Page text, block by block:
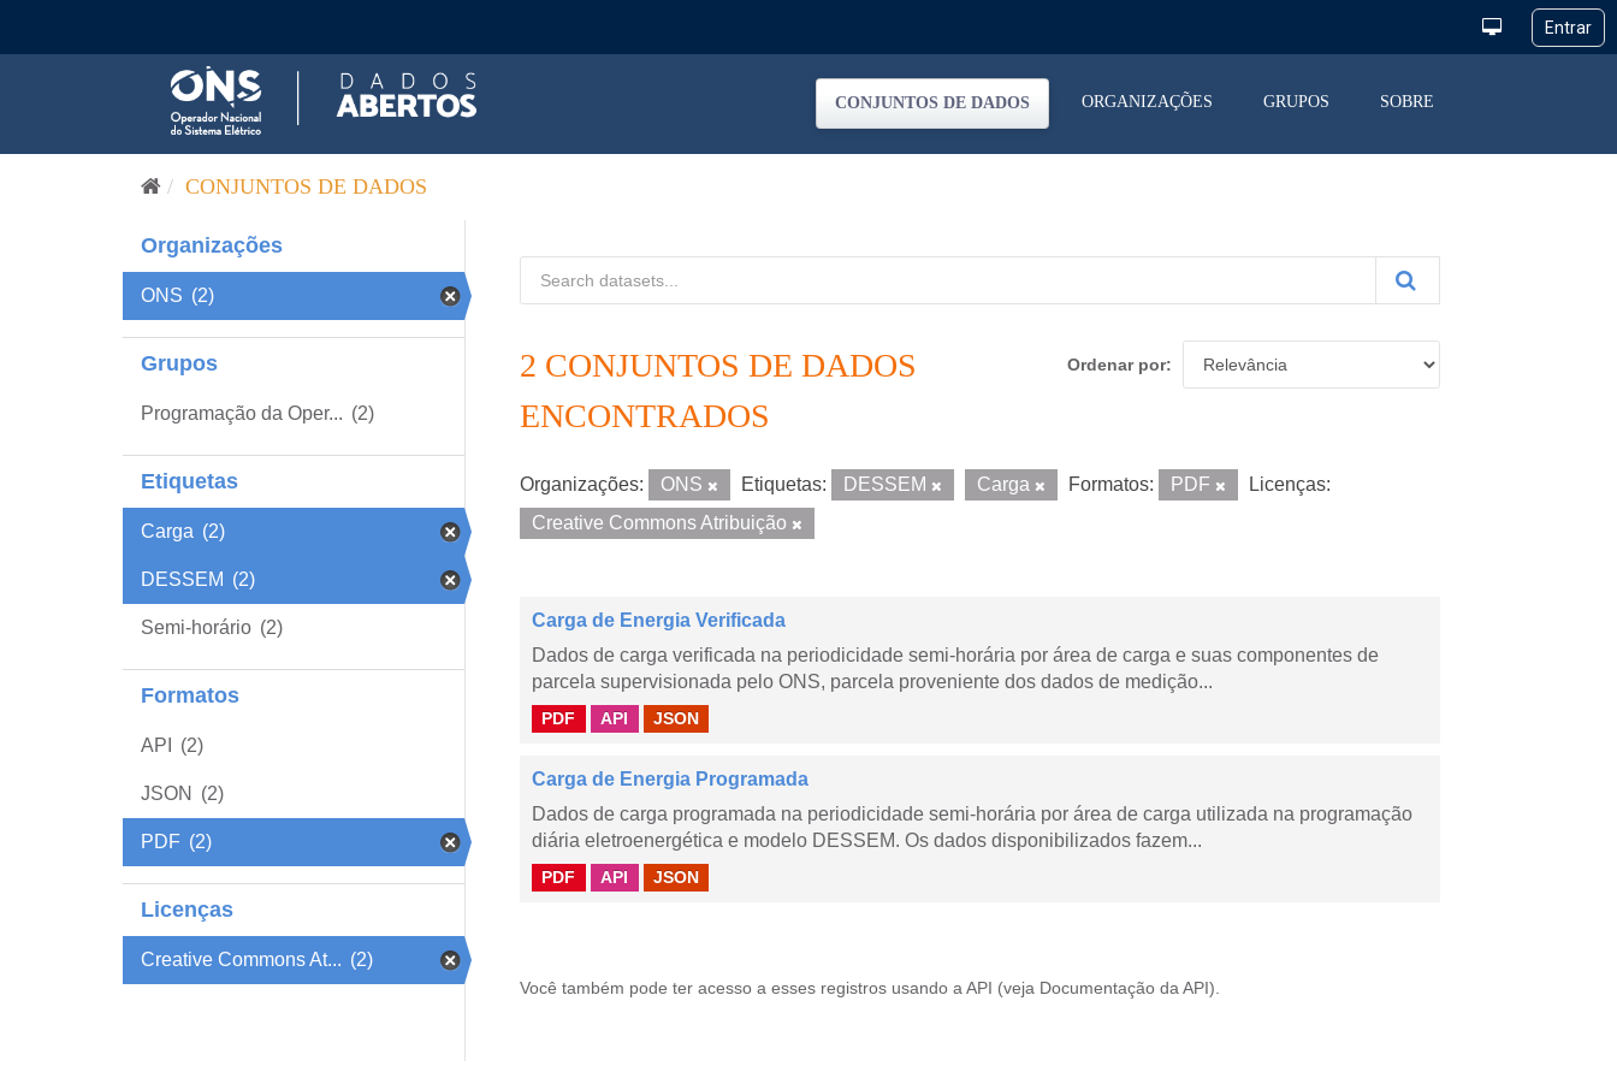
CONJUNTOS DE DADOS ORGANIZAÇÕES GRUPOS SOBRE
CONJUNTOS DE DADOS
Organizações
ONS (2)
Grupos
Programação da Oper... (2)
Etiquetas
Carga (2)
DESSEM (2)
Semi-horário (2)
Formatos
API (2)
JSON (2)
PDF (2)
Licenças
Creative Commons At... (2)
Ordenar por
2 CONJUNTOS DE DADOS
ENCONTRADOS
Organizações: ONS Etiquetas: DESSEM Carga Formatos: PDF
Licenças:
Creative Commons Atribuição
Carga de Energia Verificada
Dados de carga verificada na periodicidade semi-horária por área de carga e suas componentes de
parcela supervisionada pelo ONS, parcela proveniente dos dados de medição...
PDF API JSON
Carga de Energia Programada
Dados de carga programada na periodicidade semi-horária por área de carga utilizada na programação
diária eletroenergética e modelo DESSEM. Os dados disponibilizados fazem...
PDF API JSON
Você também pode ter acesso a esses registros usando a API (veja Documentação da API ).